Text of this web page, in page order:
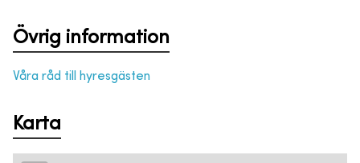
Övrig information
Våra råd till hyresgästen
Karta